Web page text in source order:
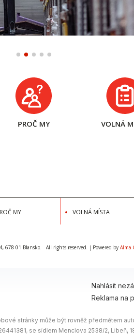
PROČ MY VOLNÁ
MY VOLNÁ MÍSTA
678 01 Blansko. All rights reserved. | Powered by Alma
Nahlásit
Reklama na
stránky může být rovněž předmětem
se sídlem Menclova 2538/2, Libeň,